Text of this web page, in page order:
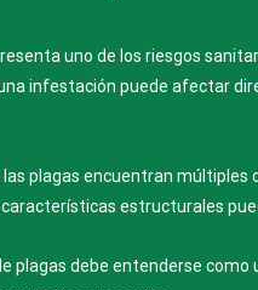
uno de los riesgos
infestación puede afectar
plagas encuentran múltiples
estructurales
plagas debe entenderse